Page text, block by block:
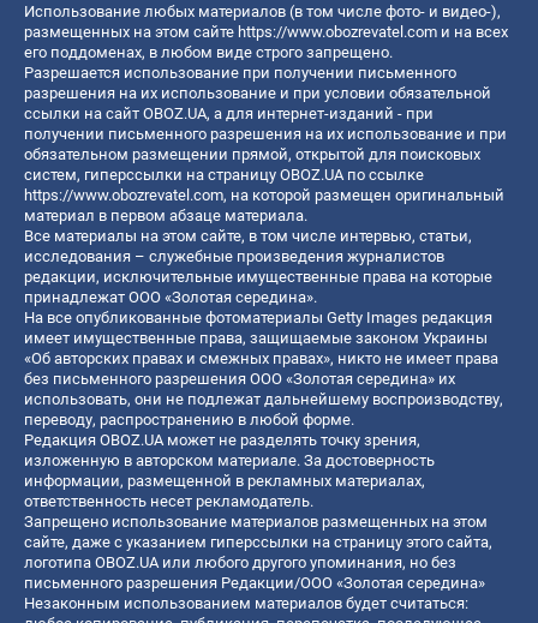
Использование любых материалов (в том числе фото- и видео-),
размещенных на этом сайте https://www.obozrevatel.com и на всех
его поддоменах, в любом виде строго запрещено.
Разрешается использование при получении письменного
разрешения на их использование и при условии обязательной
ссылки на сайт OBOZ.UA, а для интернет-изданий - при
получении письменного разрешения на их использование и при
обязательном размещении прямой, открытой для поисковых
систем, гиперссылки на страницу OBOZ.UA по ссылке
https://www.obozrevatel.com, на которой размещен оригинальный
материал в первом абзаце материала.
Все материалы на этом сайте, в том числе интервью, статьи,
исследования – служебные произведения журналистов
редакции, исключительные имущественные права на которые
принадлежат ООО «Золотая середина».
На все опубликованные фотоматериалы Getty Images редакция
имеет имущественные права, защищаемые законом Украины
«Об авторских правах и смежных правах», никто не имеет права
без письменного разрешения ООО «Золотая середина» их
использовать, они не подлежат дальнейшему воспроизводству,
переводу, распространению в любой форме.
Редакция OBOZ.UA может не разделять точку зрения,
изложенную в авторском материале. За достоверность
информации, размещенной в рекламных материалах,
ответственность несет рекламодатель.
Запрещено использование материалов размещенных на этом
сайте, даже с указанием гиперссылки на страницу этого сайта,
логотипа OBOZ.UA или любого другого упоминания, но без
письменного разрешения Редакции/ООО «Золотая середина»
Незаконным использованием материалов будет считаться: